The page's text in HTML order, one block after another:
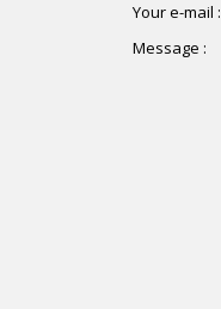
Your e-mail :
Message :